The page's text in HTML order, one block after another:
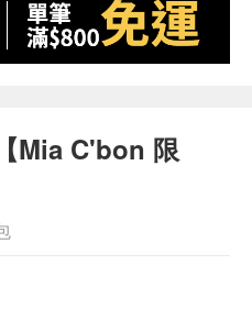
Mia C'bon 限